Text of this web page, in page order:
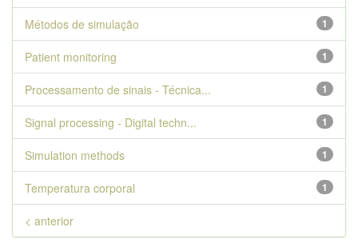
1
Métodos de simulação
1
Patient monitoring
1
Processamento de sinais - Técnica...
1
Signal processing - Digital techn...
1
Simulation methods
1
Temperatura corporal
< anterior